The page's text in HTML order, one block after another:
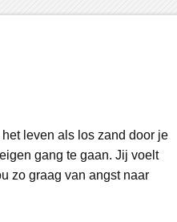
leven als los zand door je
gang te gaan. Jij voelt
zo graag van angst naar